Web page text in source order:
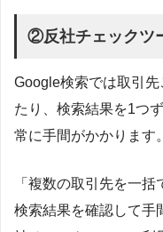
②反社チェックツ
Google検索では取引
たり、検索結果を1つ
常に手間がかかります。
「複数の取引先を一
検索結果を確認して手